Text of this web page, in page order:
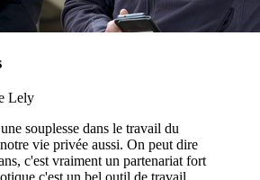
Lely
souplesse dans le travail du
vie privée aussi. On peut dire
c'est vraiment un partenariat fort
c'est un bel outil de travail,